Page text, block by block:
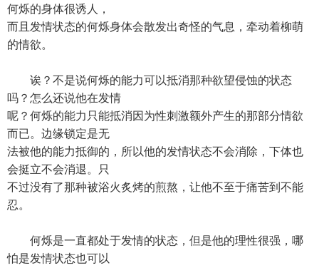
何烁的身体很诱人，
而且发情状态的何烁身体会散发出奇怪的气息，牵动着柳萌
的情欲。
诶？不是说何烁的能力可以抵消那种欲望侵蚀的状态
吗？怎么还说他在发情
呢？何烁的能力只能抵消因为性刺激额外产生的那部分情欲
而已。边缘锁定是无
法被他的能力抵御的，所以他的发情状态不会消除，下体也
会挺立不会消退。只
不过没有了那种被浴火炙烤的煎熬，让他不至于痛苦到不能
忍。
何烁是一直都处于发情的状态，但是他的理性很强，哪
怕是发情状态也可以